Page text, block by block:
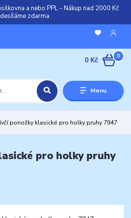
a nebo PPL - Nákup nad 2000 Kč
zdarma
Menu
0
0 Kč
ponožky klasické pro holky pruhy 7947
pro holky pruhy